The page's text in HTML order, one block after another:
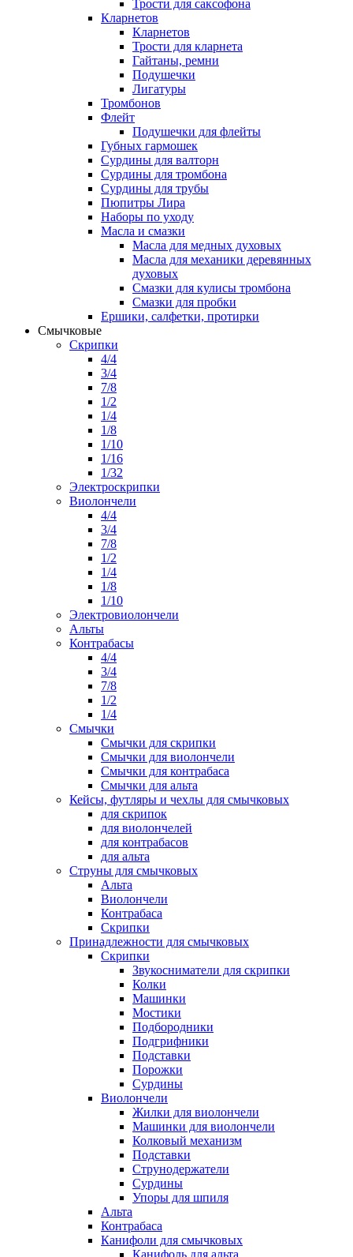
Трости для саксофона
Кларнетов
Кларнетов
Трости для кларнета
Гайтаны, ремни
Подушечки
Лигатуры
Тромбонов
Флейт
Подушечки для флейты
Губных гармошек
Сурдины для валторн
Сурдины для тромбона
Сурдины для трубы
Пюпитры Лира
Наборы по уходу
Масла и смазки
Масла для медных духовых
Масла для механики деревянных
духовых
Смазки для кулисы тромбона
Смазки для пробки
Ершики, салфетки, протирки
Смычковые
Скрипки
4/4
3/4
7/8
1/2
1/4
1/8
1/10
1/16
1/32
Электроскрипки
Виолончели
4/4
3/4
7/8
1/2
1/4
1/8
1/10
Электровиолончели
Альты
Контрабасы
4/4
3/4
7/8
1/2
1/4
Смычки
Смычки для скрипки
Смычки для виолончели
Смычки для контрабаса
Смычки для альта
Кейсы, футляры и чехлы для смычковых
для скрипок
для виолончелей
для контрабасов
для альта
Струны для смычковых
Альта
Виолончели
Контрабаса
Скрипки
Принадлежности для смычковых
Скрипки
Звукосниматели для скрипки
Колки
Машинки
Мостики
Подбородники
Подгрифники
Подставки
Порожки
Сурдины
Виолончели
Жилки для виолончели
Машинки для виолончели
Колковый механизм
Подставки
Струнодержатели
Сурдины
Упоры для шпиля
Альта
Контрабаса
Канифоли для смычковых
Канифоль для альта